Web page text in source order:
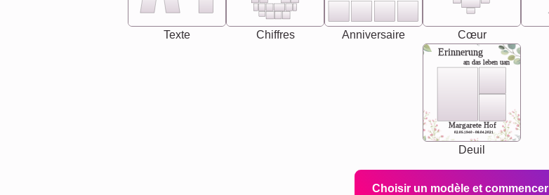
Texte Chiffres Anniversaire Cœur
Erinnerung
an das leben uan
Margarete Hof
02.05.1940 - 08.04.2021
Deuil
Choisir un modèle et commencer